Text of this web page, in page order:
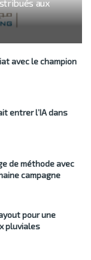
aux
avec le champion
entrer l’IA dans
de méthode avec
campagne
pour une
pluviales